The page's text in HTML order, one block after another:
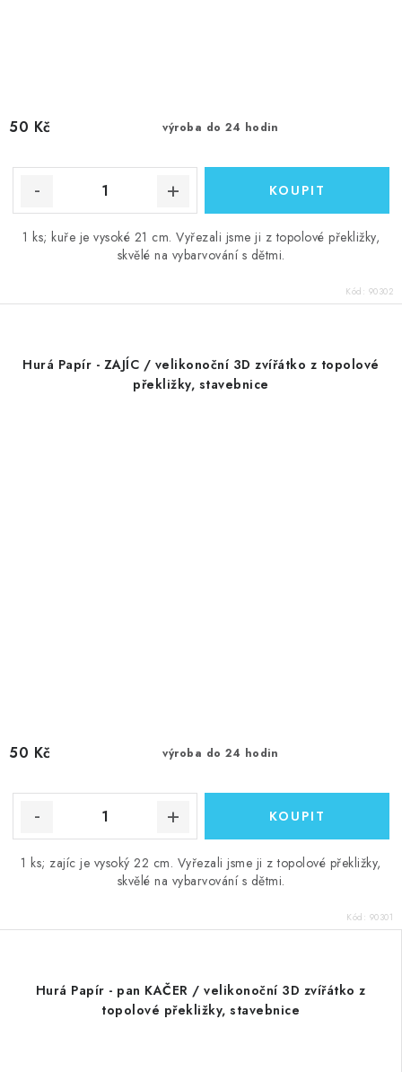
výroba do 24 hodin
50 Kč
1 ks; kuře je vysoké 21 cm. Vyřezali jsme ji z topolové překližky,
skvělé na vybarvování s dětmi.
Kód: 90302
Hurá Papír - ZAJÍC / velikonoční 3D zvířátko z topolové
překližky, stavebnice
výroba do 24 hodin
50 Kč
1 ks; zajíc je vysoký 22 cm. Vyřezali jsme ji z topolové překližky,
skvělé na vybarvování s dětmi.
Kód: 90301
Hurá Papír - pan KAČER / velikonoční 3D zvířátko z
topolové překližky, stavebnice